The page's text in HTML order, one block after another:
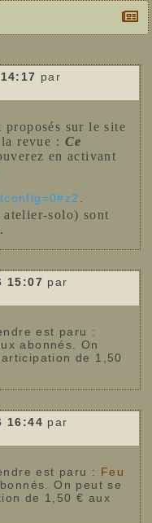
par
sur le site
revue : Ce
en activant
atelier-solo) sont
15:07 par
est paru :
abonnés. On
de 1,50
16:44 par
est paru : Feu
On peut se
de 1,50 € aux